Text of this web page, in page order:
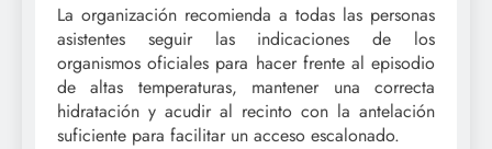
La organización recomienda a todas las personas
asistentes seguir las indicaciones de los
organismos oficiales para hacer frente al episodio
de altas temperaturas, mantener una correcta
hidratación y acudir al recinto con la antelación
suficiente para facilitar un acceso escalonado.